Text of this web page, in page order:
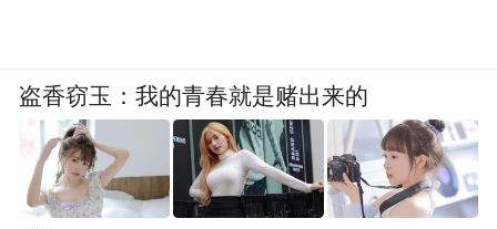
盗香窃玉：我的青春就是赌出来的